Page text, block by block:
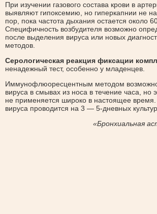
При изучении газового состава крови в
выявляют гипоксемию, но гиперкапнии не
пор, пока частота дыхания остается около
Специфичность возбудителя возможно
после выделения вируса или новых
методов.
Серологическая реакция фиксации
ненадежный тест, особенно у младенцев.
Иммунофлюоресцентным методом возможно
вируса в смывах из носа в течение часа, но
не применяется широко в настоящее
вируса проводится на 3 — 5-дневных
«Бронхиальная